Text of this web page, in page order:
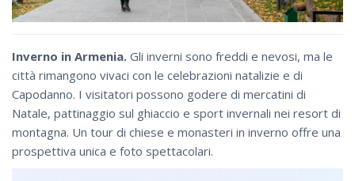
Inverno in Armenia. Gli inverni sono freddi e nevosi, ma le
città rimangono vivaci con le celebrazioni natalizie e di
Capodanno. I visitatori possono godere di mercatini di
Natale, pattinaggio sul ghiaccio e sport invernali nei resort di
montagna. Un tour di chiese e monasteri in inverno offre una
prospettiva unica e foto spettacolari.